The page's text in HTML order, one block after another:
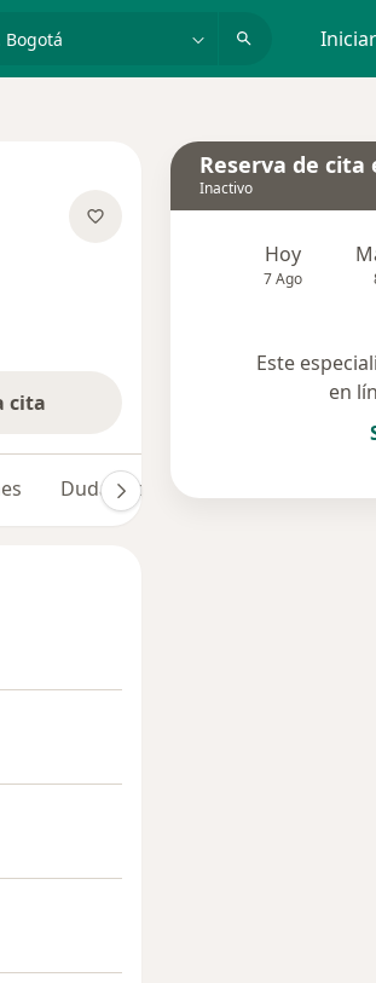
Bogotá
cita
Dudas solucionadas (2)
Reserva de cita
Inactivo
Hoy
7 Ago
Este
en